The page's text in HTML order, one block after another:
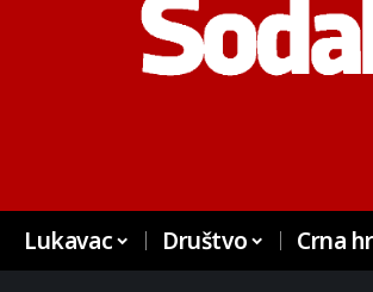
Lukavac Društvo Crna